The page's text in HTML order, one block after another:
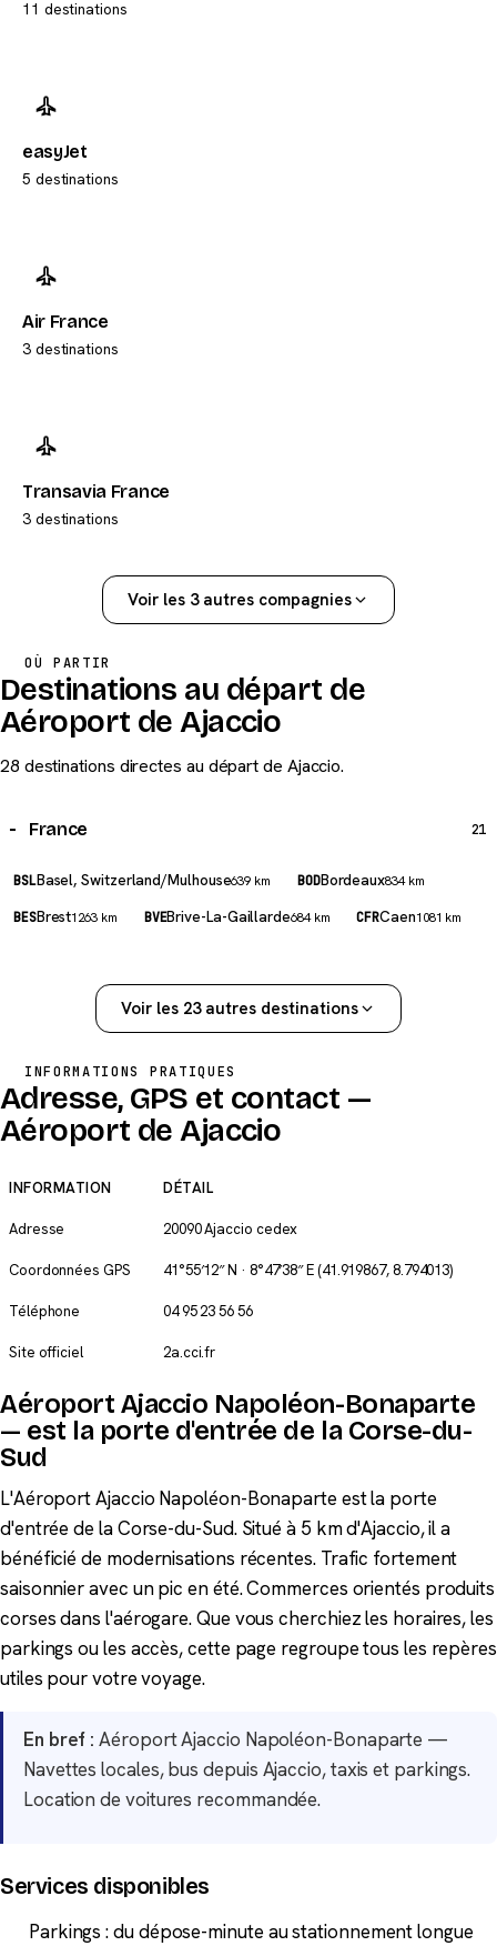
11 destinations
easyJet
5 destinations
Air France
3 destinations
Transavia France
3 destinations
Voir les 3 autres compagnies
OÙ PARTIR
Destinations au départ de
Aéroport de Ajaccio
28 destinations directes au départ de Ajaccio.
France 21
BSLBasel, Switzerland/Mulhouse639 km BODBordeaux834 km
BESBrest1263 km BVEBrive-La-Gaillarde684 km CFRCaen1081 km
Voir les 23 autres destinations
INFORMATIONS PRATIQUES
Adresse, GPS et contact —
Aéroport de Ajaccio
INFORMATION DÉTAIL
Adresse 20090 Ajaccio cedex
Coordonnées GPS 41°55′12″ N · 8°47′38″ E(41.919867, 8.794013)
Téléphone 04 95 23 56 56
Site officiel 2a.cci.fr
Aéroport Ajaccio Napoléon-Bonaparte
— est la porte d'entrée de la Corse-du-
Sud
L'Aéroport Ajaccio Napoléon-Bonaparte est la porte
d'entrée de la Corse-du-Sud. Situé à 5 km d'Ajaccio, il a
bénéficié de modernisations récentes. Trafic fortement
saisonnier avec un pic en été. Commerces orientés produits
corses dans l'aérogare. Que vous cherchiez les horaires, les
parkings ou les accès, cette page regroupe tous les repères
utiles pour votre voyage.
En bref : Aéroport Ajaccio Napoléon-Bonaparte —
Navettes locales, bus depuis Ajaccio, taxis et parkings.
Location de voitures recommandée.
Services disponibles
Parkings : du dépose-minute au stationnement longue